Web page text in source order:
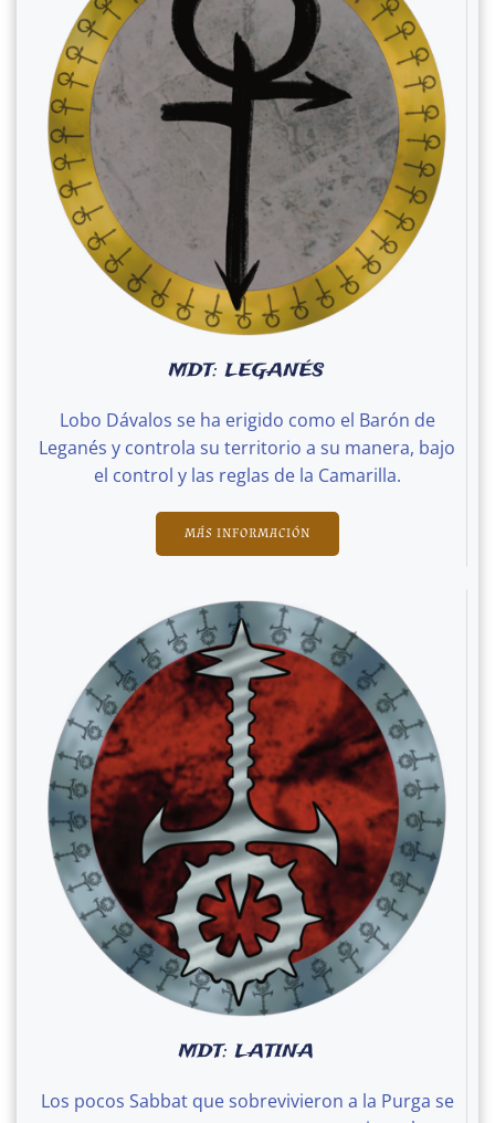
MDT: LEGANÉS
Lobo Dávalos se ha erigido como el Barón de
Leganés y controla su territorio a su manera, bajo
el control y las reglas de la Camarilla.
MÁS INFORMACIÓN
MDT: LATINA
Los pocos Sabbat que sobrevivieron a la Purga se